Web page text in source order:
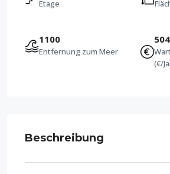
Etage
1100
Entfernung zum Meer
504
(€/
Beschreibung